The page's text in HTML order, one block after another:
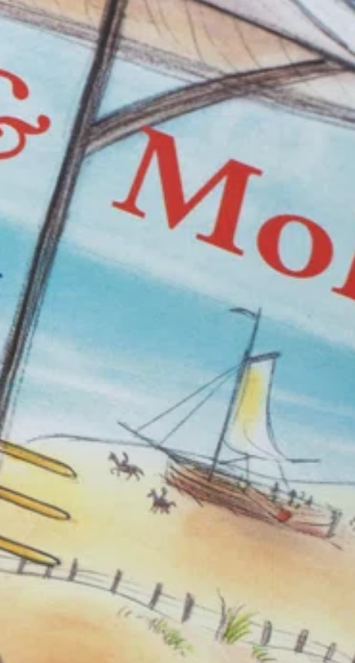
SHOP
STEUN
DONEER
social media) in staat om doelgerichter informatie te kunnen
aanbieden.
Als u onderdelen uitzet, werken sommige functies binnen de
website wellicht niet of niet goed. U kunt uw voorkeuren
voor het plaatsen van cookies altijd nog aanpassen.
MEER INFORMATIE
ACCEPTEER ALLES VOORKEUREN OPSLAAN